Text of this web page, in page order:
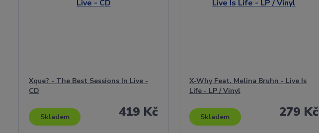
Xque? - The Best Sessions In Live -
CD
419 Kč
Skladem
X-Why Feat. Melina Bruhn - Live Is
Life - LP / Vinyl
279 Kč
Skladem